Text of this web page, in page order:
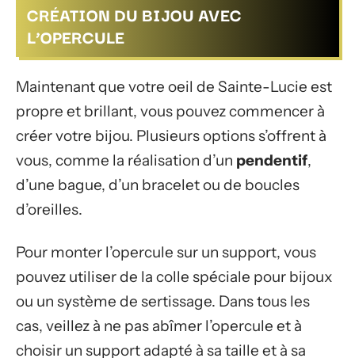
CRÉATION DU BIJOU AVEC
L’OPERCULE
Maintenant que votre oeil de Sainte-Lucie est
propre et brillant, vous pouvez commencer à
créer votre bijou. Plusieurs options s’offrent à
vous, comme la réalisation d’un pendentif,
d’une bague, d’un bracelet ou de boucles
d’oreilles.
Pour monter l’opercule sur un support, vous
pouvez utiliser de la colle spéciale pour bijoux
ou un système de sertissage. Dans tous les
cas, veillez à ne pas abîmer l’opercule et à
choisir un support adapté à sa taille et à sa